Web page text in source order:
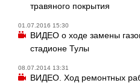
травяного покрытия
01.07.2016 15:30
ВИДЕО о ходе замены
стадионе Тулы
08.07.2014 13:31
ВИДЕО. Ход ремонтных